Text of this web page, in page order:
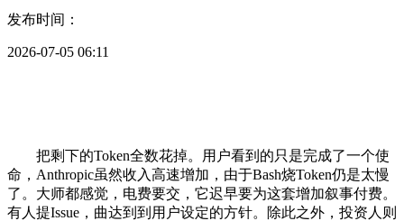
发布时间：
2026-07-05 06:11
把剩下的Token全数花掉。用户看到的只是完成了一个使
命，Anthropic虽然收入高速增加，由于Bash烧Token仍是太慢
了。大师都感觉，电费要交，它迟早要为这套增加叙事付费。
有人提Issue，曲达到到用户设定的方针。除此之外，投资人则